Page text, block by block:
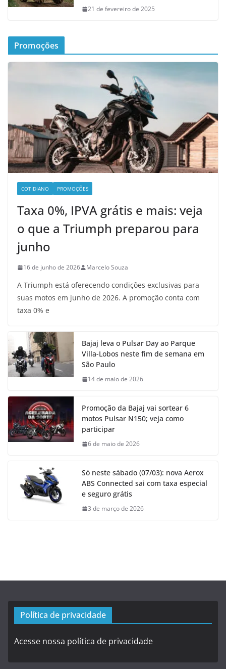
21 de fevereiro de 2025
Promoções
COTIDIANO PROMOÇÕES
Taxa 0%, IPVA grátis e mais: veja
o que a Triumph preparou para
junho
16 de junho de 2026 Marcelo Souza
A Triumph está oferecendo condições exclusivas para
suas motos em junho de 2026. A promoção conta com
taxa 0% e
Bajaj leva o Pulsar Day ao Parque
Villa-Lobos neste fim de semana em
São Paulo
14 de maio de 2026
Promoção da Bajaj vai sortear 6
motos Pulsar N150; veja como
participar
6 de maio de 2026
Só neste sábado (07/03): nova Aerox
ABS Connected sai com taxa especial
e seguro grátis
3 de março de 2026
Política de privacidade
Acesse nossa política de privacidade